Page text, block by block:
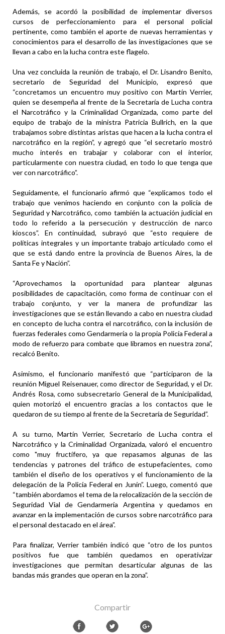
Además, se acordó la posibilidad de implementar diversos
cursos de perfeccionamiento para el personal policial
pertinente, como también el aporte de nuevas herramientas y
conocimientos para el desarrollo de las investigaciones que se
llevan a cabo en la lucha contra este flagelo.
Una vez concluida la reunión de trabajo, el Dr. Lisandro Benito,
secretario de Seguridad del Municipio, expresó que
“concretamos un encuentro muy positivo con Martín Verrier,
quien se desempeña al frente de la Secretaría de Lucha contra
el Narcotráfico y la Criminalidad Organizada, como parte del
equipo de trabajo de la ministra Patricia Bullrich, en la que
trabajamos sobre distintas aristas que hacen a la lucha contra el
narcotráfico en la región”, y agregó que “el secretario mostró
mucho interés en trabajar y colaborar con el interior,
particularmente con nuestra ciudad, en todo lo que tenga que
ver con narcotráfico”.
Seguidamente, el funcionario afirmó que “explicamos todo el
trabajo que venimos haciendo en conjunto con la policía de
Seguridad y Narcotráfico, como también la actuación judicial en
todo lo referido a la persecución y destrucción de narco
kioscos”. En continuidad, subrayó que “esto requiere de
políticas integrales y un importante trabajo articulado como el
que se está dando entre la provincia de Buenos Aires, la de
Santa Fe y Nación”.
“Aprovechamos la oportunidad para plantear algunas
posibilidades de capacitación, como forma de continuar con el
trabajo conjunto, y ver la manera de profundizar las
investigaciones que se están llevando a cabo en nuestra ciudad
en concepto de lucha contra el narcotráfico, con la inclusión de
fuerzas federales como Gendarmería o la propia Policía Federal a
modo de refuerzo para combate que libramos en nuestra zona”,
recalcó Benito.
Asimismo, el funcionario manifestó que “participaron de la
reunión Miguel Reisenauer, como director de Seguridad, y el Dr.
Andrés Rosa, como subsecretario General de la Municipalidad,
quien motorizó el encuentro gracias a los contactos que le
quedaron de su tiempo al frente de la Secretaría de Seguridad”.
A su turno, Martín Verrier, Secretario de Lucha contra el
Narcotráfico y la Criminalidad Organizada, valoró el encuentro
como "muy fructífero, ya que repasamos algunas de las
tendencias y patrones del tráfico de estupefacientes, como
también el diseño de los operativos y el funcionamiento de la
delegación de la Policía Federal en Junín”. Luego, comentó que
“también abordamos el tema de la relocalización de la sección de
Seguridad Vial de Gendarmería Argentina y quedamos en
avanzar en la implementación de cursos sobre narcotráfico para
el personal destacado en el área”.
Para finalizar, Verrier también indicó que “otro de los puntos
positivos fue que también quedamos en operativizar
investigaciones que permitan desarticular algunas de las
bandas más grandes que operan en la zona”.
Compartir